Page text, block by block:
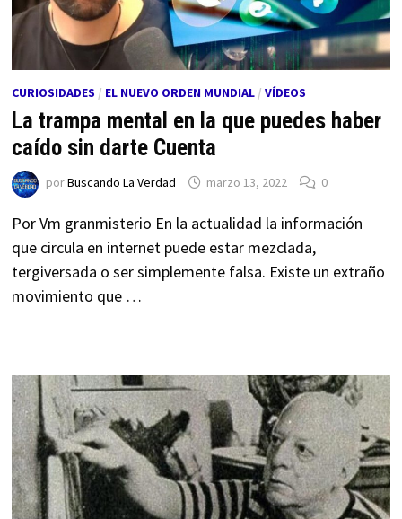
CURIOSIDADES / EL NUEVO ORDEN MUNDIAL/ VÍDEOS
La trampa mental en la que puedes haber
caído sin darte Cuenta
porBuscando La Verdad marzo 13, 2022 0
Por Vm granmisterio En la actualidad la información
que circula en internet puede estar mezclada,
tergiversada o ser simplemente falsa. Existe un extraño
movimiento que …